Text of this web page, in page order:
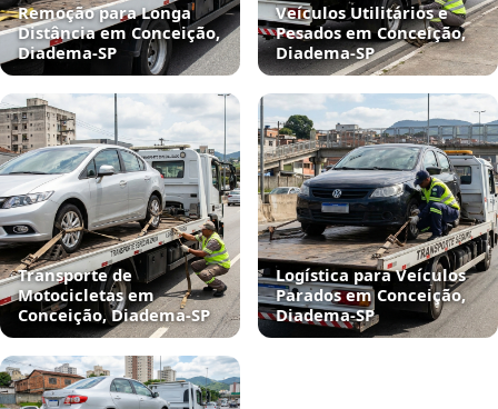
Remoção para Longa
Distância em Conceição,
Diadema‑SP
Veículos Utilitários e
Pesados em Conceição,
Diadema‑SP
Transporte de
Motocicletas em
Conceição, Diadema‑SP
Logística para Veículos
Parados em Conceição,
Diadema‑SP